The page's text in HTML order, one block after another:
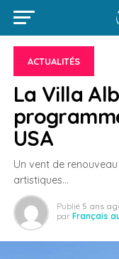
ACTUALITÉS
La Villa
USA
Un vent de
artistiques…
Publié 5 ans
par Français